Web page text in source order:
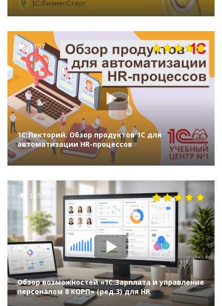
1107
1С:Лекторий. Обзор продуктов 1С для
автоматизации HR-процессов
1657
Обзор возможностей «1С:Зарплата и управление
персоналом 8 КОРП» (ред.3) для HR